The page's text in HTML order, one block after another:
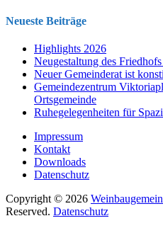
Neueste Beiträge
Highlights 2026
Neugestaltung des
Neuer Gemeinderat ist
Gemeindezentrum
Ortsgemeinde
Ruhegelegenheiten für
Impressum
Kontakt
Downloads
Datenschutz
Copyright © 2026
Reserved. Datenschutz